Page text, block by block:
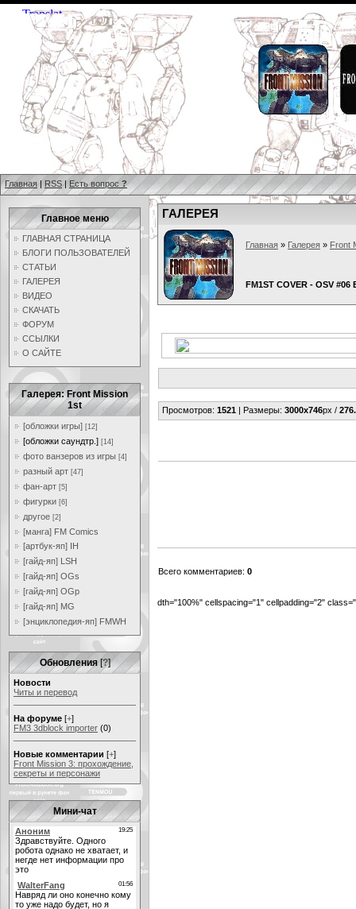
Главная | RSS | Есть вопрос ?
Главное меню
ГЛАВНАЯ СТРАНИЦА
БЛОГИ ПОЛЬЗОВАТЕЛЕЙ
СТАТЬИ
ГАЛЕРЕЯ
ВИДЕО
СКАЧАТЬ
ФОРУМ
ССЫЛКИ
О САЙТЕ
Галерея: Front Mission
1st
[обложки игры] [12]
[обложки саундтр.] [14]
фото ванзеров из игры [4]
разный арт [47]
фан-арт [5]
фигурки [6]
другое [2]
[манга] FM Comics
[артбук-яп] IH
[гайд-яп] LSH
[гайд-яп] OGs
[гайд-яп] OGp
[гайд-яп] MG
[энциклопедия-яп] FMWH
Обновления [?]
Новости
Читы и перевод
На форуме [+]
FM3 3dblock importer (0)
Новые комментарии [+]
Front Mission 3: прохождение,
секреты и персонажи
Мини-чат
ГАЛЕРЕЯ
Главная » Галерея » Front
FM1ST COVER - OSV #06
Просмотров: 1521 | Размеры: 3000x746px /
Всего комментариев: 0
dth="100%" cellspacing="1" cellpadding="2"